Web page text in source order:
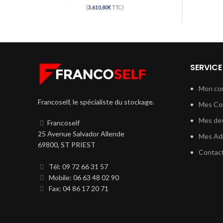
(3.610,80€TTC)
Francoself, le spécialiste du stockage.
Francoself
25 Avenue Salvador Allende
69800, ST PRIEST
Tél: 09 72 66 31 57
Mobile: 06 63 48 02 90
Fax: 04 86 17 20 71
Mon
Mes
Mes
Mes